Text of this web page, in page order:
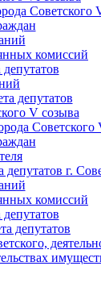
Советского
комиссий
депутатов
V созыва
Советского
г.
комиссий
депутатов